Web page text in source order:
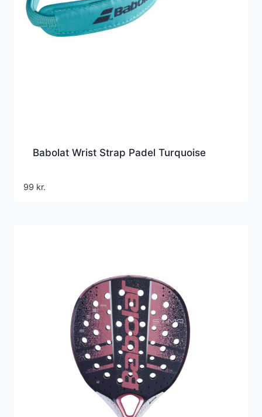
Babolat Wrist Strap Padel Turquoise
99 kr.